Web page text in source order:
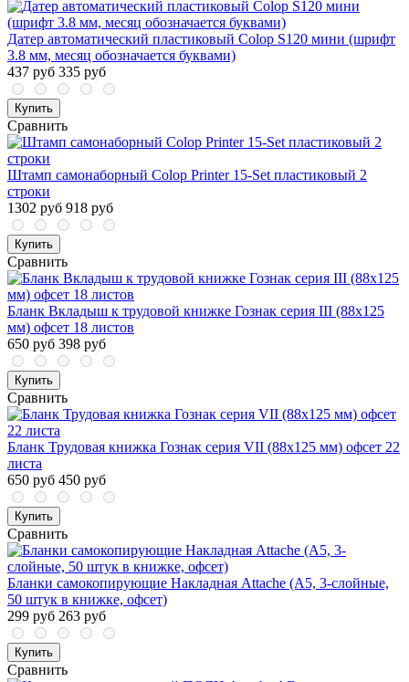
Датер автоматический пластиковый Colop S120 мини (шрифт
3.8 мм, месяц обозначается буквами)
437 руб 335 руб
Купить
Сравнить
Штамп самонаборный Colop Printer 15-Set пластиковый 2
строки
1302 руб 918 руб
Купить
Сравнить
Бланк Вкладыш к трудовой книжке Гознак серия III (88x125
мм) офсет 18 листов
650 руб 398 руб
Купить
Сравнить
Бланк Трудовая книжка Гознак серия VII (88x125 мм) офсет 22
листа
650 руб 450 руб
Купить
Сравнить
Бланки самокопирующие Накладная Attache (A5, 3-слойные,
50 штук в книжке, офсет)
299 руб 263 руб
Купить
Сравнить